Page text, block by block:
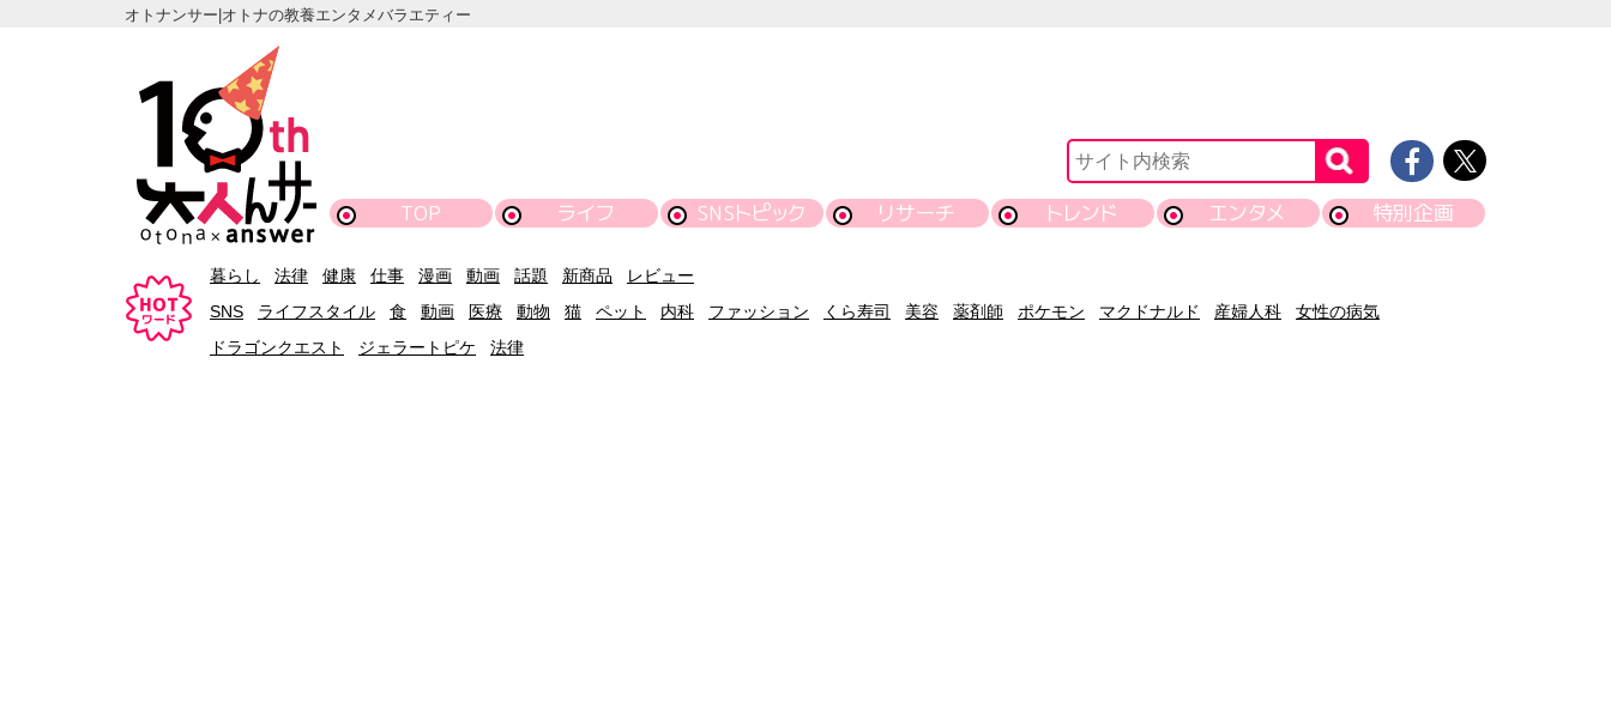
オトナンサー|オトナの教養エンタメバラエティー
TOP ライフ SNSトピック リサーチ トレンド エンタメ 特別企画
暮らし 法律 健康 仕事 漫画 動画 話題 新商品
レビュー
SNS
ライフスタイル 食 動画 医療 動物 猫 ペット 内科 ファッション くら寿司 美容 薬剤師 ポケモン マクドナルド 産婦人科
女性の病気
ドラゴンクエスト
ジェラートピケ 法律